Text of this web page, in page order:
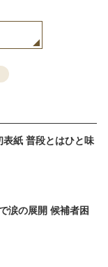
紙 普段とはひと味
涙の展開 候補者困